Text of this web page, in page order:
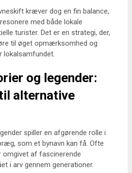
kræver dog en fin balance,
med både lokale
turister. Det er en strategi, der,
til øget opmærksomhed og
og legender:
alternative
spiller en afgørende rolle i
som et bynavn kan få. Ofte
omgivet af fascinerende
i arv gennem generationer.